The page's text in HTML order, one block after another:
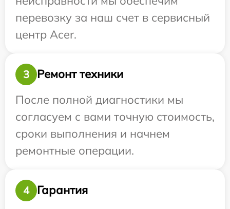
перевозку за наш счет в сервисный
центр Acer.
3
Ремонт техники
После полной диагностики мы
согласуем с вами точную стоимость,
сроки выполнения и начнем
ремонтные операции.
4
Гарантия